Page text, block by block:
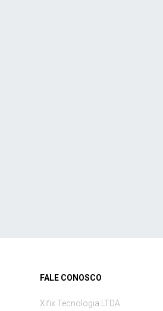
FALE CONOSCO
Xifix Tecnologia LTDA.